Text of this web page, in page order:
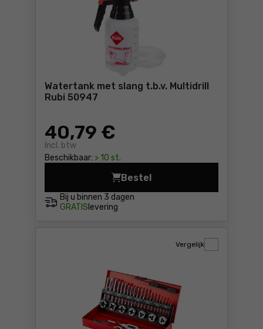
Watertank met slang t.b.v. Multidrill
Rubi 50947
40,79 €
Incl. btw
Beschikbaar: > 10 st.
Bij u binnen 3 dagen
GRATIS levering
Bestel
Watertank met slang t.b.v.
Vergelijk